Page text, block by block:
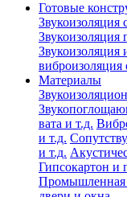
Готовые
Звукоизоляция
Звукоизоляция
виброизоляция
Материалы
вата и т.д.
и т.д.
и т.д.
Гипсокартон и
Промышленная